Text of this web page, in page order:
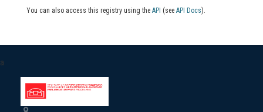
You can also access this registry using the API (see API Docs).
a